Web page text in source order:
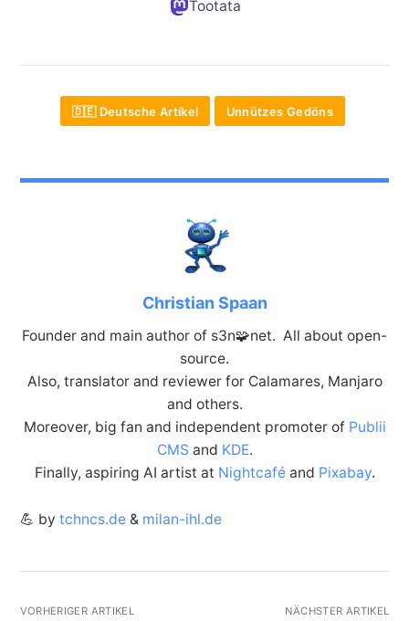
Tootata
🇩🇪 Deutsche Artikel Unnützes Gedöns
Christian Spaan
Founder and main author of s3n🧩net. All about open-
source.
Also, translator and reviewer for Calamares, Manjaro
and others.
Moreover, big fan and independent promoter of Publii
CMS and KDE.
Finally, aspiring AI artist at Nightcaféand Pixabay.
💪 by tchncs.de& milan-ihl.de
VORHERIGER ARTIKEL NÄCHSTER ARTIKEL